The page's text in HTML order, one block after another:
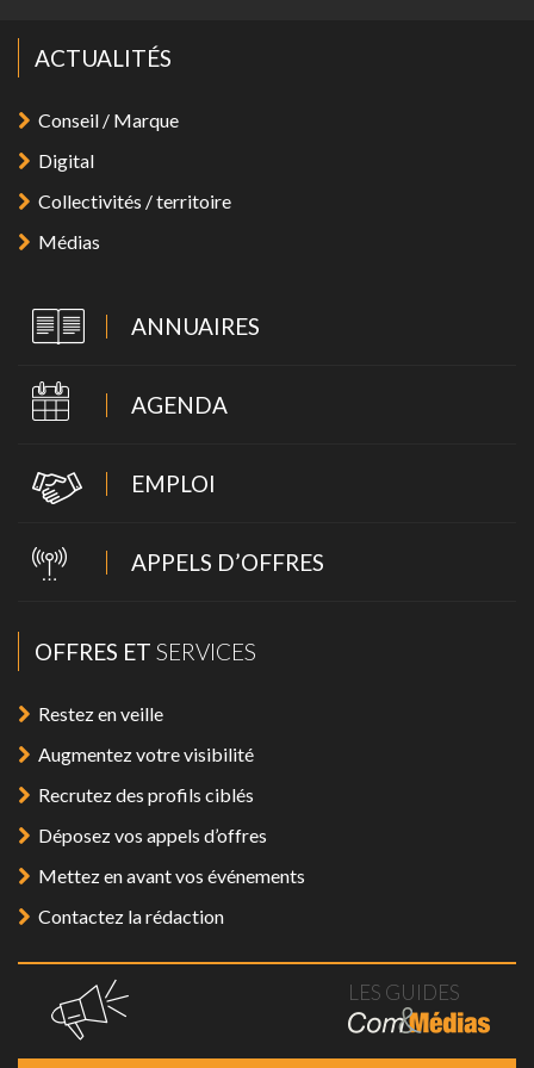
ACTUALITÉS
Conseil / Marque
Digital
Collectivités / territoire
Médias
ANNUAIRES
AGENDA
EMPLOI
APPELS D’OFFRES
OFFRES ET SERVICES
Restez en veille
Augmentez votre visibilité
Recrutez des profils ciblés
Déposez vos appels d’offres
Mettez en avant vos événements
Contactez la rédaction
LES GUIDES